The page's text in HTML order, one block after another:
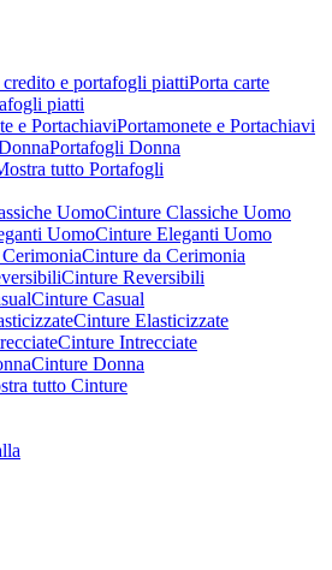
Porta carte
piatti
Portamonete e Portachiavi
Portafogli Donna
tutto Portafogli
Cinture Classiche Uomo
Cinture Eleganti Uomo
Cinture da Cerimonia
Cinture Reversibili
Cinture Casual
Cinture Elasticizzate
Cinture Intrecciate
Cinture Donna
tutto Cinture